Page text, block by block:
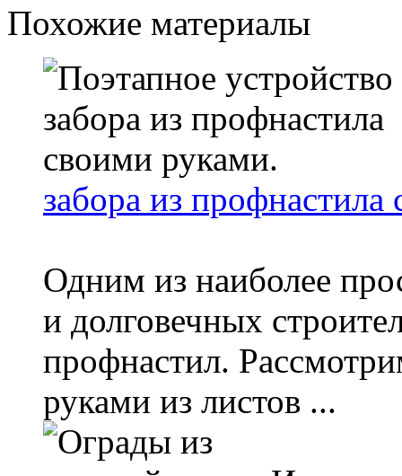
Похожие материалы
забора из
Одним из наиболее
и долговечных
профнастил.
руками из листов ...